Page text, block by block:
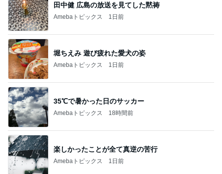
田中健 広島の放送を見てした黙祷
Amebaトピックス 1日前
堀ちえみ 遊び疲れた愛犬の姿
Amebaトピックス 1日前
35℃で暑かった日のサッカー
Amebaトピックス 18時間前
楽しかったことが全て真逆の苦行
Amebaトピックス 1日前